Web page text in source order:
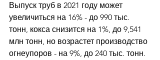
Выпуск труб в 2021 году может
увеличиться на 16% - до 990 тыс.
тонн, кокса снизится на 1%, до 9,541
млн тонн, но возрастет производство
огнеупоров - на 9%, до 240 тыс. тонн.